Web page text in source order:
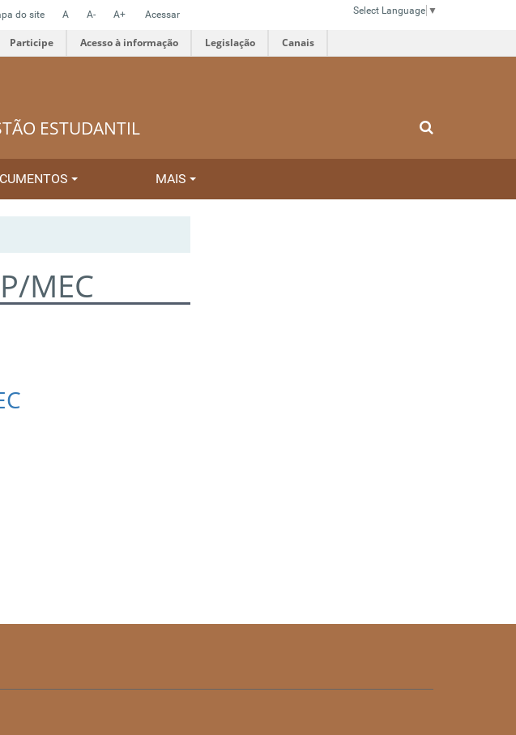
do site A A- A+ Acessar Select Language ▼
Participe Acesso à informação Legislação Canais
ESTUDANTIL
MAIS
MEC